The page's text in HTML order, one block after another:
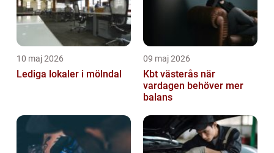
10 maj 2026
Lediga lokaler i mölndal
09 maj 2026
Kbt västerås när
vardagen behöver mer
balans